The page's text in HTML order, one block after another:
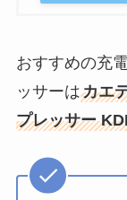
おすすめの充
ッサーはカエ
プレッサー